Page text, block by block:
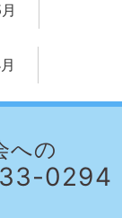
への
0294